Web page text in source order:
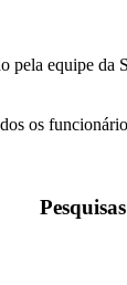
pela equipe
os